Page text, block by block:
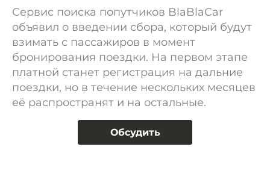
Сервис поиска попутчиков BlaBlaCar
объявил о введении сбора, который будут
взимать с пассажиров в момент
бронирования поездки. На первом этапе
платной станет регистрация на дальние
поездки, но в течение нескольких месяцев
её распространят и на остальные.
Обсудить